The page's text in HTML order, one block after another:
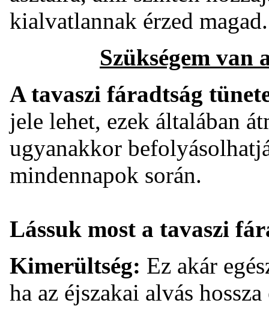
kialvatlannak érzed
Szükségem
A tavaszi fáradtság
jele lehet, ezek általában
ugyanakkor
mindennapok során.
Lássuk most a tavaszi
Kimerültség: Ez akár
ha az éjszakai alvás